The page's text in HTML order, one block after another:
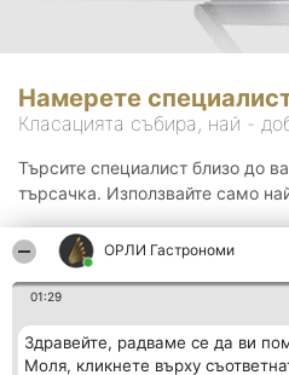
ОРЛИ Гастрономи
01:29
Здравейте, радваме се да ви
Моля, кликнете върху
Намерете
Класацията събира, най -
Търсите специалист близо до
търсачка. Използвайте само